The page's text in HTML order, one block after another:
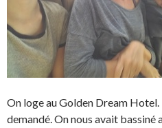
On loge au Golden Dream
demandé. On nous avait bassiné